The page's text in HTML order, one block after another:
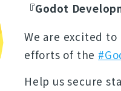
『Godot
We are excited
efforts of the
Help us secure